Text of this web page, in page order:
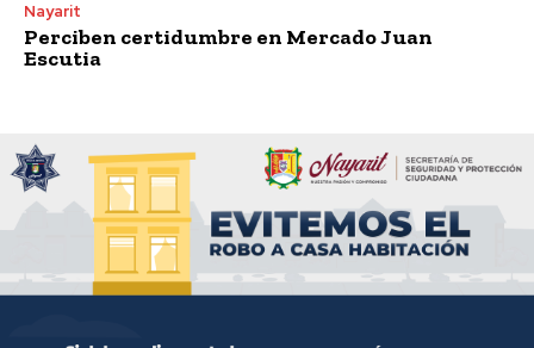
Nayarit
Perciben certidumbre en Mercado Juan
Escutia